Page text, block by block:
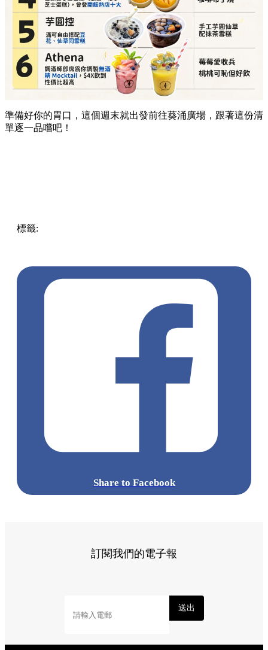
準備好你的胃口，這個週末就出發前往葵涌廣場，跟著這份清
單逐一品嚐吧！
標籤:
Share to Facebook
訂閱我們的電子報
送出